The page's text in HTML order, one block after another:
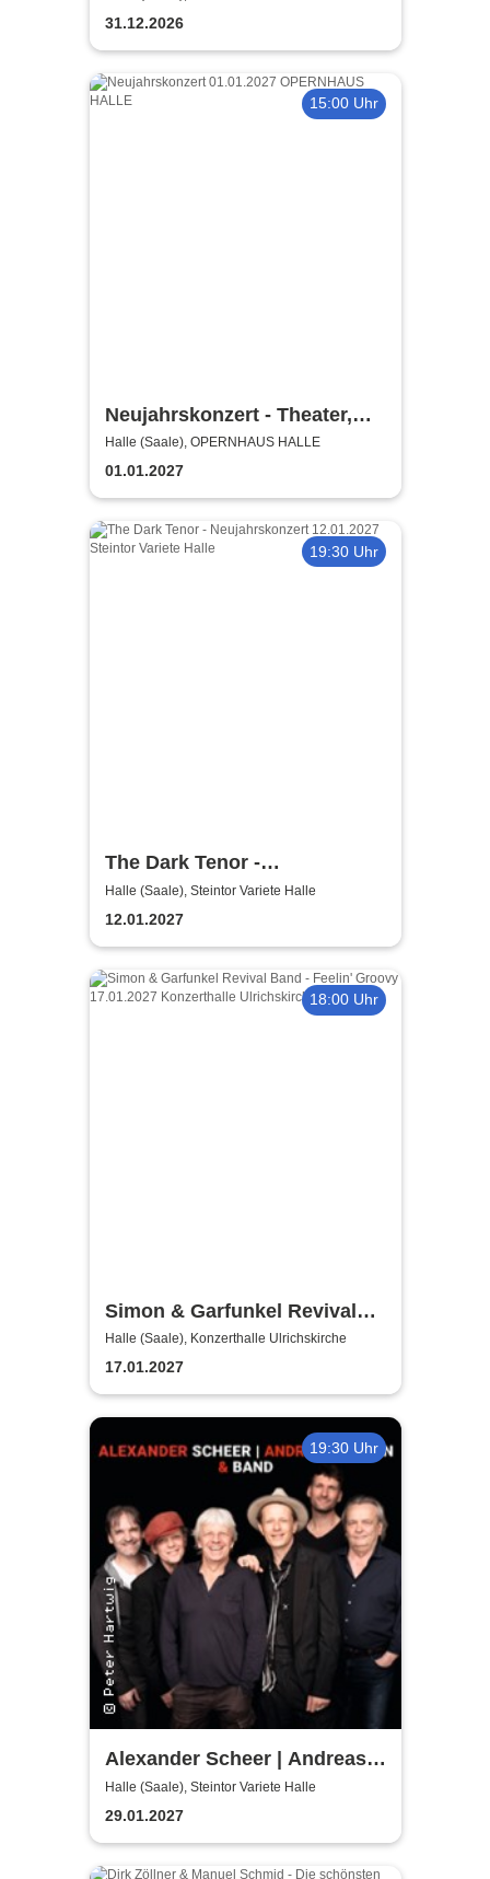
31.12.2026
15:00 Uhr
Neujahrskonzert - Theater,
Oper und Orchester Halle
Halle (Saale), OPERNHAUS HALLE
01.01.2027
19:30 Uhr
The Dark Tenor -
Neujahrskonzert
Halle (Saale), Steintor Variete Halle
12.01.2027
18:00 Uhr
Simon & Garfunkel Revival
Band
Halle (Saale), Konzerthalle Ulrichskirche
17.01.2027
19:30 Uhr
Alexander Scheer | Andreas
Dresen & Band spielen (nicht
nur) Gundermann
Halle (Saale), Steintor Variete Halle
29.01.2027